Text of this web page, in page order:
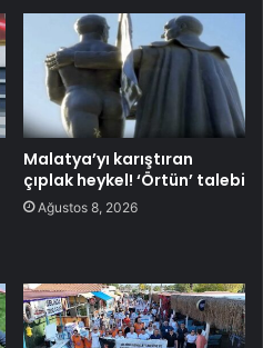
Malatya’yı karıştıran
çıplak heykel! ‘Örtün’ talebi
Ağustos 8, 2026